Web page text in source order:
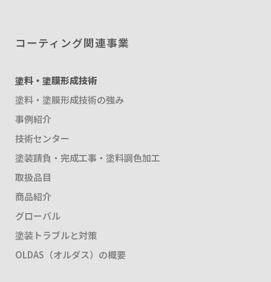
コーティング関連事業
塗料・塗膜形成技術
塗料・塗膜形成技術の強み
事例紹介
技術センター
塗装請負・完成工事・塗料調色加工
取扱品目
商品紹介
グローバル
塗装トラブルと対策
OLDAS（オルダス）の概要